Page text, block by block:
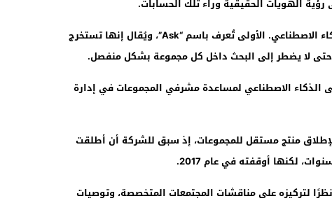
الهويات الحقيقية وراء تلك الحسابات.
ويتضمن “Forum” ميزتين مدعومتين بالذكاء الاصطناعي. الأولى تُعرف باسم “Ask”، ويُقال إنها تستخرج
لا يضطر إلى البحث داخل كل مجموعة بشكل منفصل.
الذكاء الاصطناعي لمساعدة مشرفي المجموعات في إدارة
منتج مستقل للمجموعات، إذ سبق للشركة أن أطلقت
لكنها أوقفته في عام 2017.
لتركيزه على مناقشات المجتمعات المتخصصة، وتوصيات